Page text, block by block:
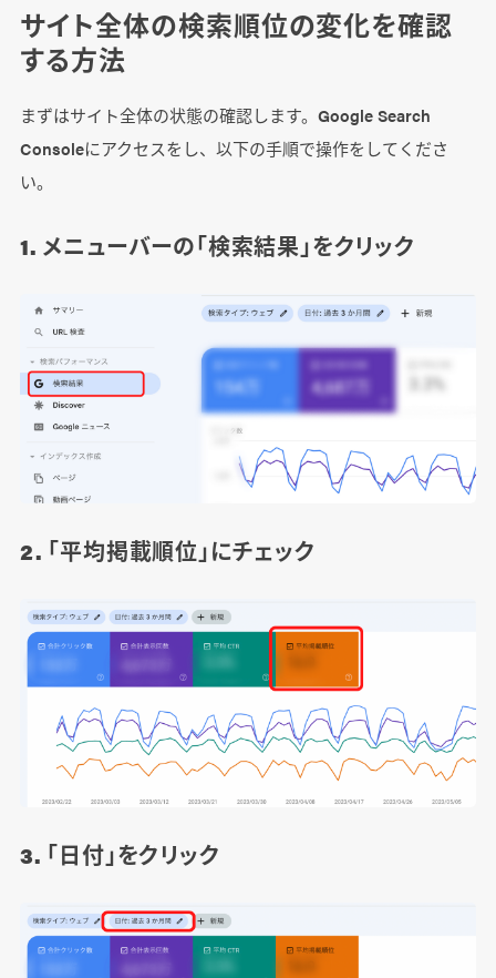
サイト全体の検索順位の変化を確認
する方法
まずはサイト全体の状態の確認します。Google Search
Consoleにアクセスをし、以下の手順で操作をしてくださ
い。
1. メニューバーの「検索結果」をクリック
2. 「平均掲載順位」にチェック
3. 「日付」をクリック